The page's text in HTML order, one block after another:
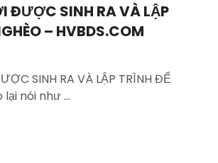
ĐƯỢC SINH RA VÀ LẬP
– HVBDS.COM
SINH RA VÀ LẬP TRÌNH ĐỂ
lại nói như …